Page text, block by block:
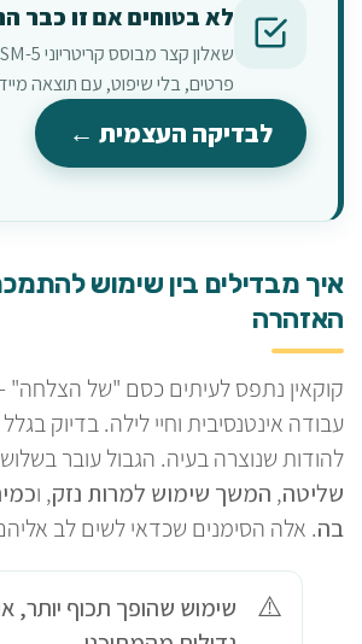
לא בטוחים אם זו כבר
פרטים, בלי שיפוט, עם תוצאה
לבדיקה העצמית ←
איך מבדילים בין שימוש
האזהרה
קוקאין נתפס לעיתים כסם "של
עבודה אינטנסיבית וחיי לילה. בדיוק
להודות שנוצרה בעיה. הגבול עובר
שליטה, המשך שימוש למרות נזק, ו
בה. אלה הסימנים שכדאי לשים לב
שימוש שהופך תכוף יותר,